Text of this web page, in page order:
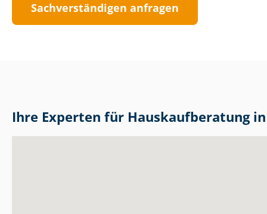
Sach­ver­stän­di­gen anfragen
Ihre Experten für Haus­kauf­be­ra­tung